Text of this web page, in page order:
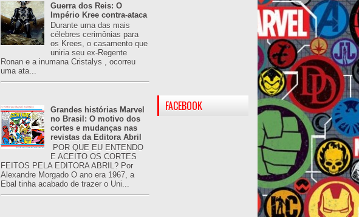
Guerra dos Reis: O
Império Kree contra-ataca
Durante uma das mais
célebres cerimônias para
os Krees, o casamento que
uniria seu ex-Regente
Ronan e a inumana Cristalys , ocorreu
uma ata...
Grandes histórias Marvel
no Brasil: O motivo dos
cortes e mudanças nas
revistas da Editora Abril
POR QUE EU ENTENDO
E ACEITO OS CORTES
FEITOS PELA EDITORA ABRIL? Por
Alexandre Morgado O ano era 1967, a
Ebal tinha acabado de trazer o Uni...
FACEBOOK